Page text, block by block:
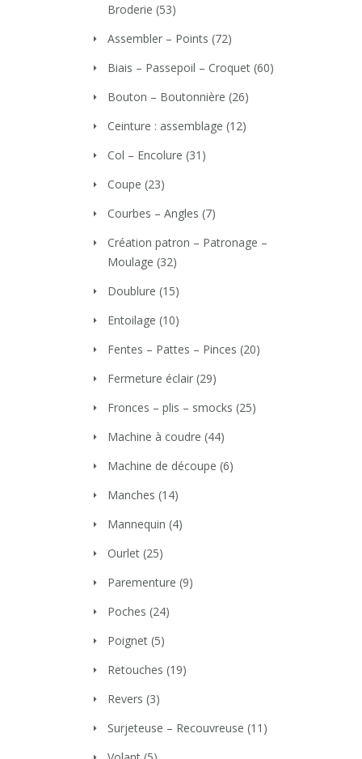
Broderie (53)
Assembler – Points (72)
Biais – Passepoil – Croquet (60)
Bouton – Boutonnière (26)
Ceinture : assemblage (12)
Col – Encolure (31)
Coupe (23)
Courbes – Angles (7)
Création patron – Patronage –
Moulage (32)
Doublure (15)
Entoilage (10)
Fentes – Pattes – Pinces (20)
Fermeture éclair (29)
Fronces – plis – smocks (25)
Machine à coudre (44)
Machine de découpe (6)
Manches (14)
Mannequin (4)
Ourlet (25)
Parementure (9)
Poches (24)
Poignet (5)
Retouches (19)
Revers (3)
Surjeteuse – Recouvreuse (11)